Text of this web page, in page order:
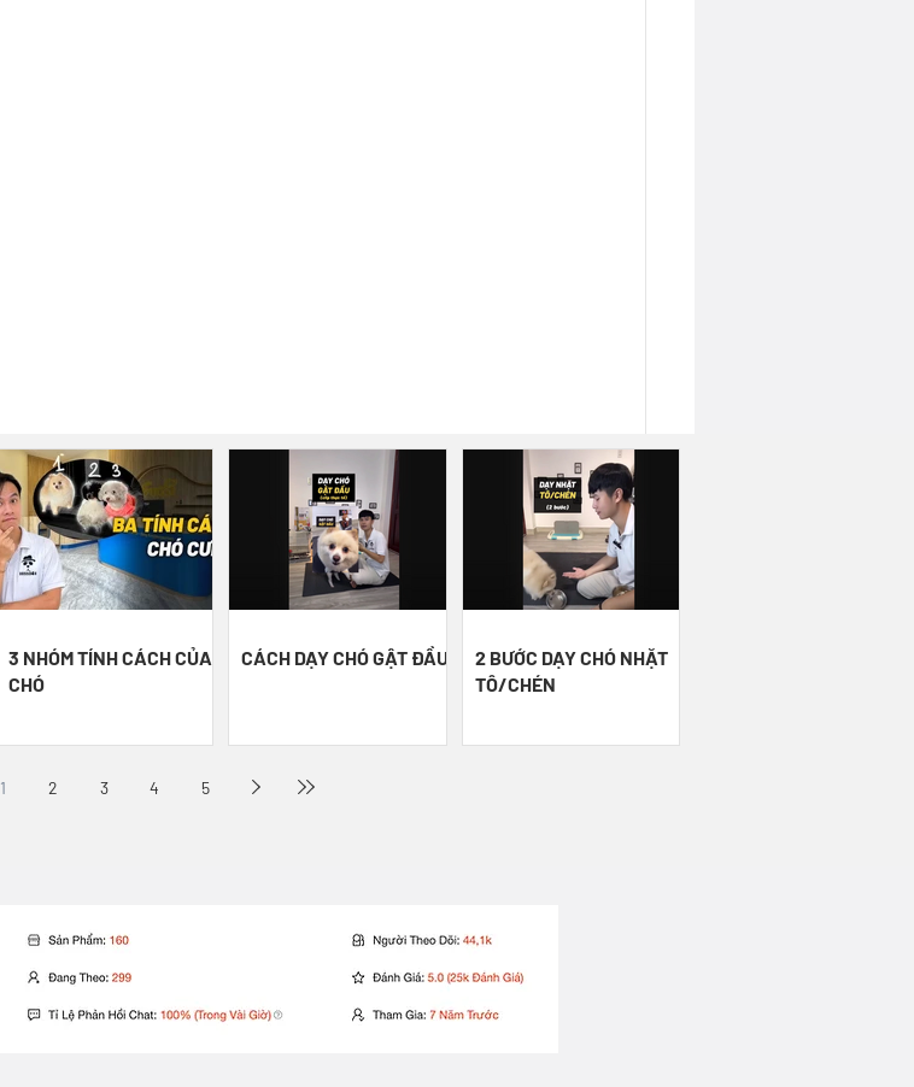
3 NHÓM TÍNH CÁCH CỦA
CHÓ
CÁCH DẠY CHÓ GẬT ĐẦU
2 BƯỚC DẠY CHÓ NHẶT
TÔ/CHÉN
1 2 3 4 5